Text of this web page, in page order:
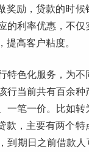
奖励，贷款的时
的利率优惠，不
提高客户粘度。
特色化服务，为
行当前共有百余种
一笔一价。比如
款，主要有两个
到期日之前借款人